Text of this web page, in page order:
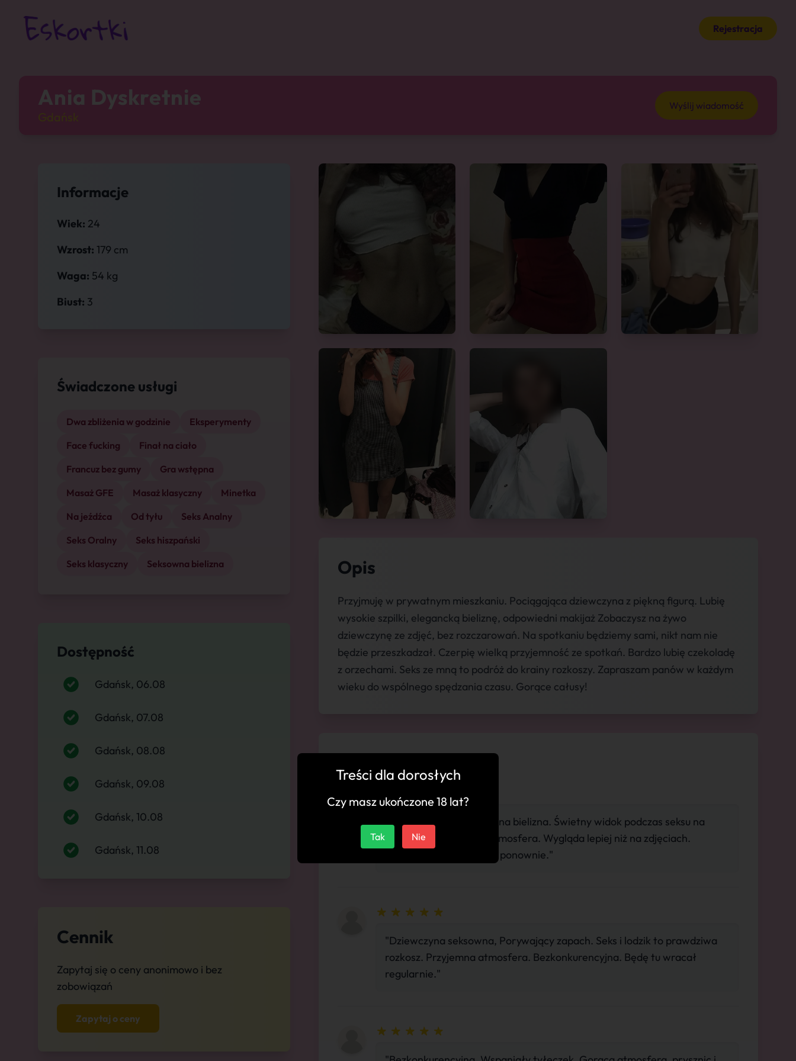
Rejestracja
Ania Dyskretnie Wyślij wiadomość
Informacje
Wiek: 24
Wzrost: 179 cm
Waga: 54 kg
Biust: 3
Świadczone usługi
Dwa zbliżenia w godzinie
Eksperymenty
Face fucking
Finał na ciało
Francuz bez gumy
Gra wstępna
Masaż GFE
Masaż klasyczny
Minetka
Na jeźdźca
Od tyłu
Seks Analny
Seks Oralny
Seks hiszpański
Seks klasyczny
Seksowna bielizna
Dostępność
Gdańsk, 06.08
Gdańsk, 07.08
Gdańsk, 08.08
Gdańsk, 09.08
Gdańsk, 10.08
Gdańsk, 11.08
Cennik
Zapytaj się o ceny anonimowo i bez
zobowiązań
Zapytaj o ceny
Opis
Przyjmuję w prywatnym mieszkaniu. Pociągająca dziewczyna z piękną figurą. Lubię
wysokie szpilki, elegancką bieliznę, odpowiedni makijaż Zobaczysz na żywo
dziewczynę ze zdjęć, bez rozczarowań. Na spotkaniu będziemy sami, nikt nam nie
będzie przeszkadzał. Czerpię wielką przyjemność ze spotkań. Bardzo lubię czekoladę
z orzechami. Seks ze mną to podróż do krainy rozkoszy. Zapraszam panów w każdym
wieku do wspólnego spędzania czasu. Gorące całusy!
"Wulkan energii, seksowna bielizna. Świetny widok podczas seksu na
jeźdźca, Komfortowa atmosfera. Wygląda lepiej niż na zdjęciach.
Zdecydowanie wrócę tu ponownie."
"Dziewczyna seksowna, Porywający zapach. Seks i lodzik to prawdziwa
rozkosz. Przyjemna atmosfera. Bezkonkurencyjna. Będę tu wracał
regularnie."
Treści dla dorosłych
Czy masz ukończone 18 lat?
Tak Nie